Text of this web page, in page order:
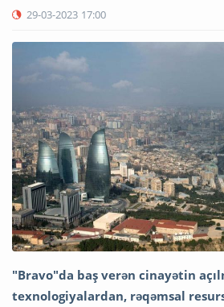
29-03-2023 17:00
"Bravo"da baş verən cinayətin
texnologiyalardan, rəqəmsal